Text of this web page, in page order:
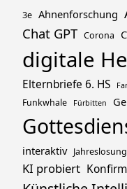
3e Ahnenforschung
Chat GPT Corona
digitale
Elternbriefe 6. HS
Funkwhale
Fürbitten
interaktiv Jahreslosung
KI probiert